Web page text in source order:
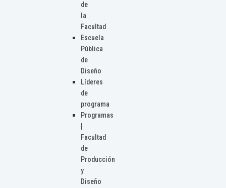
de
la
Facultad
Escuela
Pública
de
Diseño
Líderes
de
programa
Programas
Facultad
de
Producción
y
Diseño